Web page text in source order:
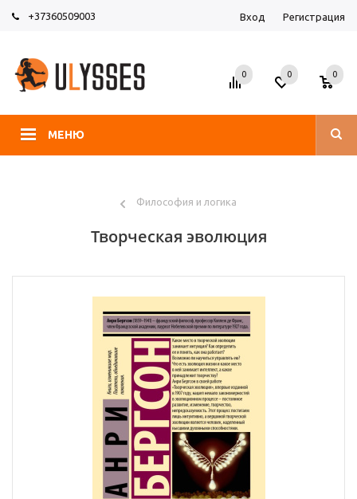
+37360509003 Вход Регистрация
МЕНЮ
0 0 0
Философия и логика
Творческая эволюция